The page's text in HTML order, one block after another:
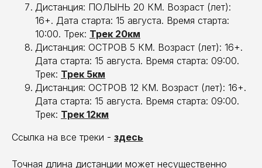
Дистанция: ПОЛЫНЬ 20 КМ. Возраст (лет):
16+. Дата старта: 15 августа. Время старта:
10:00. Трек: Трек 20км
Дистанция: ОСТРОВ 5 КМ. Возраст (лет): 16+.
Дата старта: 15 августа. Время старта: 09:00.
Трек: Трек 5км
Дистанция: ОСТРОВ 12 КМ. Возраст (лет): 16+.
Дата старта: 15 августа. Время старта: 09:00.
Трек: Трек 12км
Ссылка на все треки - здесь
Точная длина дистанции может несущественно